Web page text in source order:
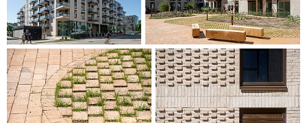
en grid-struktur, hvor vinduespartier og altaner er
systematisk placeret. Etageskift er understreget af tegl, der
er vendt om, som giver et skulpturelt udtrykt og
understreger bygningens geometri. Bygningens base
består af butiksarealer, som er med til at skabe liv omkring
bebyggelsen.